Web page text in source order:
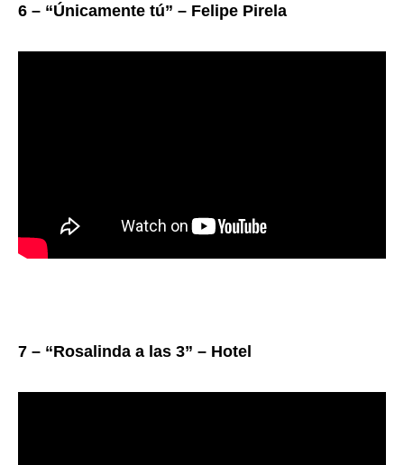
6 – “Únicamente tú” – Felipe Pirela
7 – “Rosalinda a las 3” – Hotel